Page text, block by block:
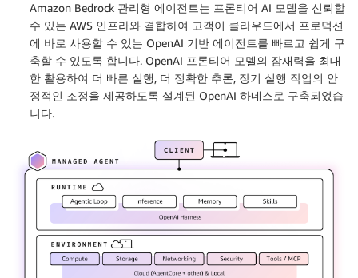
Amazon Bedrock 관리형 에이전트는 프론티어 AI 모델을 신뢰할
수 있는 AWS 인프라와 결합하여 고객이 클라우드에서 프로덕션
에 바로 사용할 수 있는 OpenAI 기반 에이전트를 빠르고 쉽게 구
축할 수 있도록 합니다. OpenAI 프론티어 모델의 잠재력을 최대
한 활용하여 더 빠른 실행, 더 정확한 추론, 장기 실행 작업의 안
정적인 조정을 제공하도록 설계된 OpenAI 하네스로 구축되었습
니다.